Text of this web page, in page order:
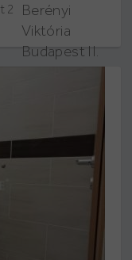
Berényi
Viktória
Budapest II.
kerület